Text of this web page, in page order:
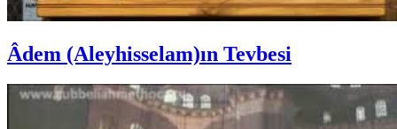
Âdem (Aleyhisselam)ın Tevbesi